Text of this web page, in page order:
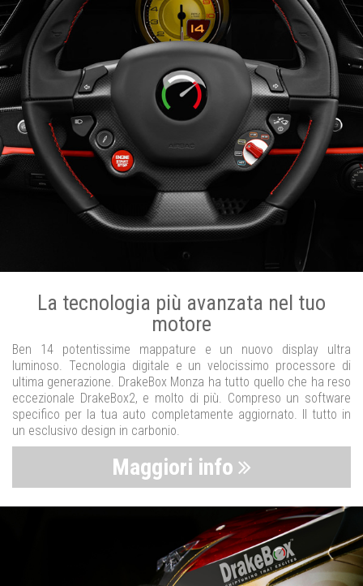
La tecnologia più avanzata nel tuo
motore
Ben 14 potentissime mappature e un nuovo display ultra
luminoso. Tecnologia digitale e un velocissimo processore di
ultima generazione. DrakeBox Monza ha tutto quello che ha reso
eccezionale DrakeBox2, e molto di più. Compreso un software
specifico per la tua auto completamente aggiornato. Il tutto in
un esclusivo design in carbonio.
Maggiori info